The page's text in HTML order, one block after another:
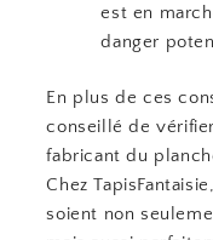
est en
danger
En plus de ces
conseillé de
fabricant du
Chez
soient non